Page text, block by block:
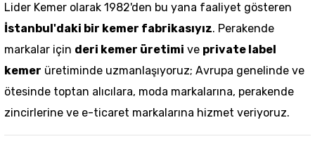
Lider Kemer olarak 1982'den bu yana faaliyet gösteren
İstanbul'daki bir kemer fabrikasıyız. Perakende
markalar için deri kemer üretimi ve private label
kemer üretiminde uzmanlaşıyoruz; Avrupa genelinde ve
ötesinde toptan alıcılara, moda markalarına, perakende
zincirlerine ve e-ticaret markalarına hizmet veriyoruz.